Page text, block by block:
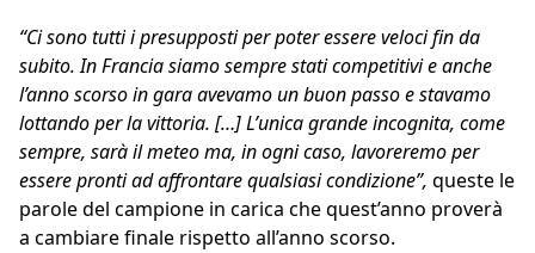
“Ci sono tutti i presupposti per poter essere veloci fin da
subito. In Francia siamo sempre stati competitivi e anche
l’anno scorso in gara avevamo un buon passo e stavamo
lottando per la vittoria. […] L’unica grande incognita, come
sempre, sarà il meteo ma, in ogni caso, lavoreremo per
essere pronti ad affrontare qualsiasi condizione”, queste le
parole del campione in carica che quest’anno proverà
a cambiare finale rispetto all’anno scorso.